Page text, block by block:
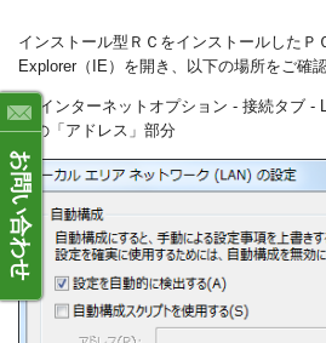
インストール型ＲＣをインストールしたＰ
Explorer（IE）を開き、以下の場所をご確
⇒ インターネットオプション - 接続タブ
ーの「アドレス」部分
お問い合わせ